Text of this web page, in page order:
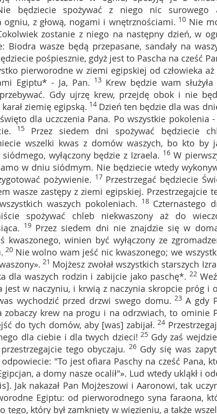
będziecie spożywać z niego nic surowego
z głową, nogami i wnętrznościami. 10 Nie
zostanie z niego na następny dzień, w
Biodra wasze będą przepasane, sandały na
pośpiesznie, gdyż jest to Pascha na cześć
pierworodne w ziemi egipskiej od człowieka
Egiptu* - Ja, Pan. 13 Krew będzie wam
Gdy ujrzę krew, przejdę obok i nie
ziemię egipską. 14 Dzień ten będzie dla was
dla uczczenia Pana. Po wszystkie pokolenia
15 Przez siedem dni spożywać będziecie
wszelki kwas z domów waszych, bo kto by
wyłączony będzie z Izraela. 16 W
w dniu siódmym. Nie będziecie wtedy
pożywienie. 17 Przestrzegać będziecie
wasze zastępy z ziemi egipskiej. Przestrzegajcie
waszych pokoleniach. 18 Czternastego
spożywać chleb niekwaszony aż do
19 Przez siedem dni nie znajdzie się w
kwaszonego, winien być wyłączony ze
20 Nie wolno wam jeść nic kwaszonego; we
21 Mojżesz zwołał wszystkich starszych
dla waszych rodzin i zabijcie jako paschę*. 22
jest w naczyniu, i krwią z naczynia skropcie próg i
wychodzić przed drzwi swego domu. 23 A gdy
zobaczy krew na progu i na odrzwiach, to ominie
do tych domów, aby [was] zabijał. 24
dla ciebie i dla twych dzieci! 25 Gdy zaś
tego obyczaju. 26 Gdy się was
"To jest ofiara Paschy na cześć Pana,
a domy nasze ocalił"». Lud wtedy ukląkł i
Jak nakazał Pan Mojżeszowi i Aaronowi, tak
Egiptu: od pierworodnego syna faraona,
który był zamknięty w więzieniu, a także